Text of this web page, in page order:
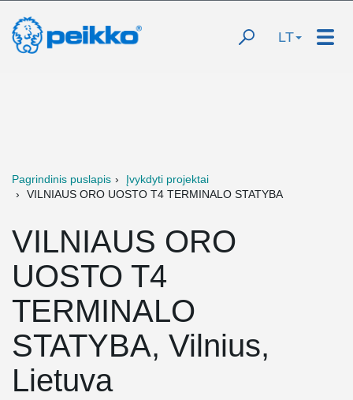
LT
Pagrindinis puslapis
Įvykdyti projektai
VILNIAUS ORO UOSTO T4 TERMINALO STATYBA
VILNIAUS ORO
UOSTO T4
TERMINALO
STATYBA, Vilnius,
Lietuva